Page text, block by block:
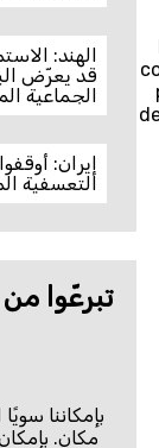
الهند:
قد يعرّض
الجماعية
إيران:
التعسفية
تبرعّوا
بإمكاننا
مكان.